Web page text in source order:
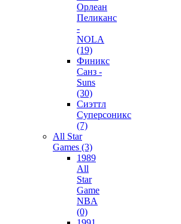
Орлеан
Пеликанс
-
NOLA
(19)
Финикс
Санз -
Suns
(30)
Сиэттл
Суперсоникс
(7)
All Star
Games (3)
1989
All
Star
Game
NBA
(0)